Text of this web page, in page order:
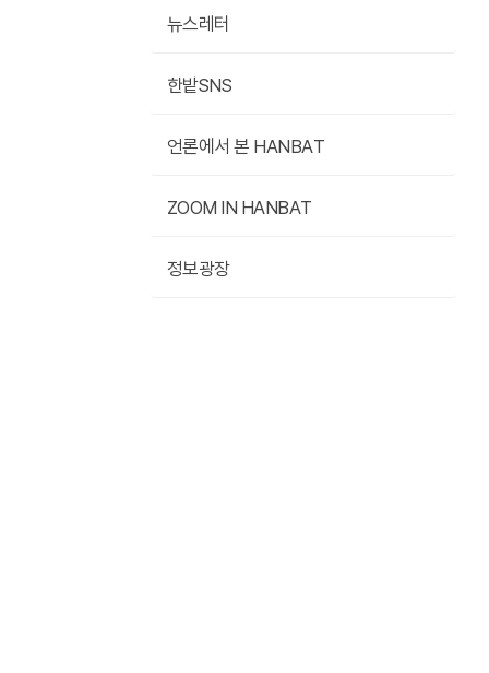
뉴스레터
한밭SNS
언론에서 본 HANBAT
ZOOM IN HANBAT
정보광장